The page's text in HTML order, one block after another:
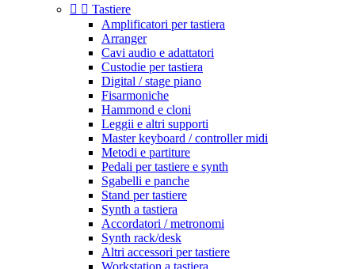
  Tastiere
Amplificatori per tastiera
Arranger
Cavi audio e adattatori
Custodie per tastiera
Digital / stage piano
Fisarmoniche
Hammond e cloni
Leggii e altri supporti
Master keyboard / controller midi
Metodi e partiture
Pedali per tastiere e synth
Sgabelli e panche
Stand per tastiere
Synth a tastiera
Accordatori / metronomi
Synth rack/desk
Altri accessori per tastiere
Workstation a tastiera